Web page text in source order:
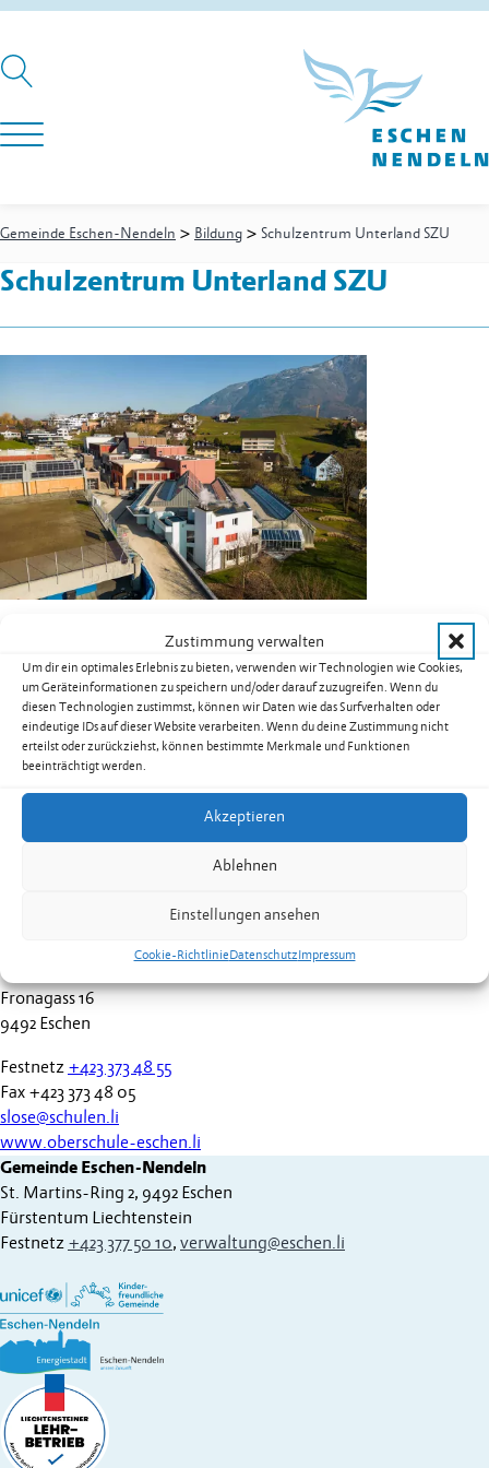
Zustimmung verwalten
Um dir ein optimales Erlebnis zu bieten, verwenden wir Technologien wie Cookies,
um Geräteinformationen zu speichern und/oder darauf zuzugreifen. Wenn du
diesen Technologien zustimmst, können wir Daten wie das Surfverhalten oder
eindeutige IDs auf dieser Website verarbeiten. Wenn du deine Zustimmung nicht
erteilst oder zurückziehst, können bestimmte Merkmale und Funktionen
beeinträchtigt werden.
Akzeptieren
Ablehnen
Einstellungen ansehen
Cookie-RichtlinieDatenschutzImpressum
Gemeinde Eschen-Nendeln > Bildung > Schulzentrum Unterland SZU
Schulzentrum Unterland SZU
Über 500 Schüler der fünf Unterländer Gemeinden besuchen in
Eschen die Oberstufe (Real- und Oberschule) im Schulzentrum
Unterland (SZU).
Realschule Eschen
Fronagass 16
9492 Eschen
Festnetz
Oberschule Eschen
Fronagass 16
9492 Eschen
Festnetz +423 373 48 55
Fax +423 373 48 05
slose@schulen.li
www.oberschule-eschen.li
Gemeinde Eschen-Nendeln
St. Martins-Ring 2, 9492 Eschen
Fürstentum Liechtenstein
Festnetz +423 377 50 10, verwaltung@eschen.li